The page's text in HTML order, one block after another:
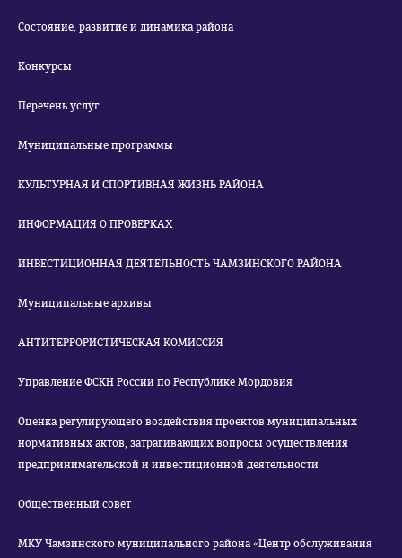
Состояние, развитие и динамика района
Конкурсы
Перечень услуг
Муниципальные программы
КУЛЬТУРНАЯ И СПОРТИВНАЯ ЖИЗНЬ РАЙОНА
ИНФОРМАЦИЯ О ПРОВЕРКАХ
ИНВЕСТИЦИОННАЯ ДЕЯТЕЛЬНОСТЬ ЧАМЗИНСКОГО РАЙОНА
Муниципальные архивы
АНТИТЕРРОРИСТИЧЕСКАЯ КОМИССИЯ
Управление ФСКН России по Республике Мордовия
Оценка регулирующего воздействия проектов муниципальных
нормативных актов, затрагивающих вопросы осуществления
предпринимательской и инвестиционной деятельности
Общественный совет
МКУ Чамзинского муниципального района «Центр обслуживания